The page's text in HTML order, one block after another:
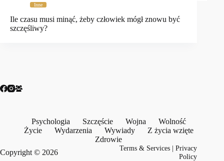
Inne
Ile czasu musi minąć, żeby człowiek mógł znowu być
szczęśliwy?
Psychologia Szczęście Wojna
Wolność
Życie
Wydarzenia Wywiady
Z życia wzięte
Zdrowie
Copyright © 2026
Terms & Services |Privacy
Policy